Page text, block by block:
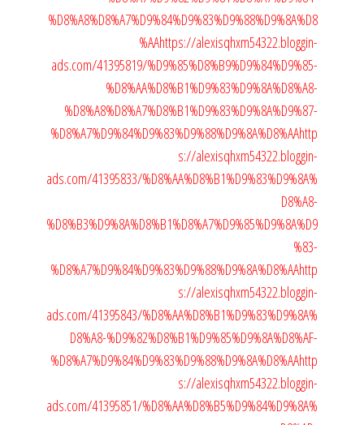
%D8%A8%D8%A7%D9%84%D9%83%D9%88%D9%8A%D8
%AAhttps://alexisqhxm54322.bloggin-
ads.com/41395819/%D9%85%D8%B9%D9%84%D9%85-
%D8%AA%D8%B1%D9%83%D9%8A%D8%A8-
%D8%A8%D8%A7%D8%B1%D9%83%D9%8A%D9%87-
%D8%A7%D9%84%D9%83%D9%88%D9%8A%D8%AAhttp
s://alexisqhxm54322.bloggin-
ads.com/41395833/%D8%AA%D8%B1%D9%83%D9%8A%
D8%A8-
%D8%B3%D9%8A%D8%B1%D8%A7%D9%85%D9%8A%D9
%83-
%D8%A7%D9%84%D9%83%D9%88%D9%8A%D8%AAhttp
s://alexisqhxm54322.bloggin-
ads.com/41395843/%D8%AA%D8%B1%D9%83%D9%8A%
D8%A8-%D9%82%D8%B1%D9%85%D9%8A%D8%AF-
%D8%A7%D9%84%D9%83%D9%88%D9%8A%D8%AAhttp
s://alexisqhxm54322.bloggin-
ads.com/41395851/%D8%AA%D8%B5%D9%84%D9%8A%